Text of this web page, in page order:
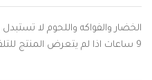
الخضار والفواكه واللحوم لا
9 ساعات اذا لم يتعرض المنتج للتلف